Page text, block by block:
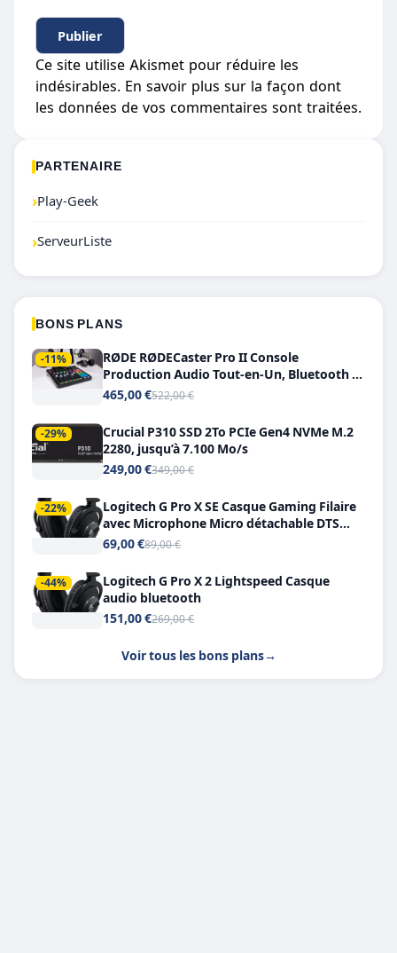
Ce site utilise Akismet pour réduire les
indésirables. En savoir plus sur la façon dont
les données de vos commentaires sont traitées.
PARTENAIRE
›Play-Geek
›ServeurListe
BONS PLANS
-11%
RØDE RØDECaster Pro II Console
Production Audio Tout-en-Un, Bluetooth et
Double USB-C
465,00 €522,00 €
-29%
Crucial P310 SSD 2To PCIe Gen4 NVMe M.2
2280, jusqu’à 7.100 Mo/s
249,00 €349,00 €
-22%
Logitech G Pro X SE Casque Gaming Filaire
avec Microphone Micro détachable DTS
Headphone X 7.1
69,00 €89,00 €
-44%
Logitech G Pro X 2 Lightspeed Casque
audio bluetooth
151,00 €269,00 €
Voir tous les bons plans→